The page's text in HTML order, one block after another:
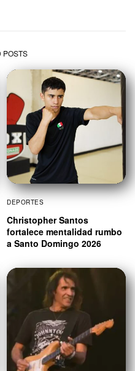
POSTS
DEPORTES
Christopher Santos
fortalece mentalidad rumbo
a Santo Domingo 2026